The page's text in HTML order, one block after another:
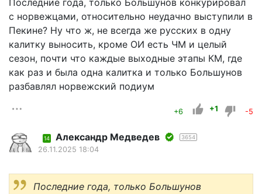
Последние года, только Большунов конкурировал
с норвежцами, относительно неудачно выступили в
Пекине? Ну что ж, не всегда же русских в одну
калитку выносить, кроме ОИ есть ЧМ и целый
сезон, почти что каждые выходные этапы КМ, где
как раз и была одна калитка и только Большунов
разбавлял норвежский подиум
+6 +1 -5
14 Александр Медведев 3654
26.11.2025 18:04
Последние года, только Большунов